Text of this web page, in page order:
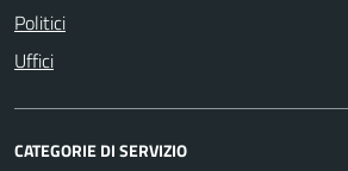
Politici
Uffici
CATEGORIE DI SERVIZIO